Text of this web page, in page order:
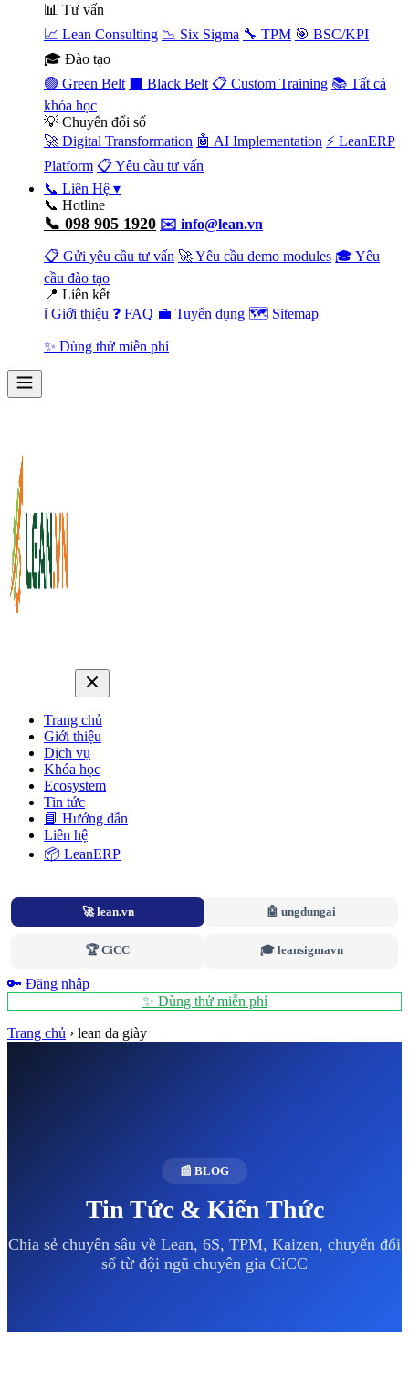
📊 Tư vấn
📈 Lean Consulting 📉 Six Sigma 🔧 TPM 🎯 BSC/KPI
🎓 Đào tạo
🟢 Green Belt
⬛ Black Belt 📋 Custom Training 📚 Tất cả
khóa học
💡 Chuyển đổi số
🚀 Digital Transformation 🤖 AI Implementation ⚡ LeanERP
Platform 📋 Yêu cầu tư vấn
📞 Liên Hệ ▾
📞 Hotline
📞 098 905 1920 ✉️ info@lean.vn
📋 Gửi yêu cầu tư vấn 🚀 Yêu cầu demo modules 🎓 Yêu
cầu đào tạo
📍 Liên kết
ℹ️ Giới thiệu ❓ FAQ 💼 Tuyển dụng 🗺️ Sitemap
✨ Dùng thử miễn phí
Trang chủ
Giới thiệu
Dịch vụ
Khóa học
Ecosystem
Tin tức
📘 Hướng dẫn
Liên hệ
📦 LeanERP
🚀 lean.vn 🤖 ungdungai
🏆 CiCC 🎓 leansigmavn
🔑 Đăng nhập
✨ Dùng thử miễn phí
Trang chủ › lean da giày
📰 BLOG
Tin Tức & Kiến Thức
Chia sẻ chuyên sâu về Lean, 6S, TPM, Kaizen, chuyển đổi
số từ đội ngũ chuyên gia CiCC